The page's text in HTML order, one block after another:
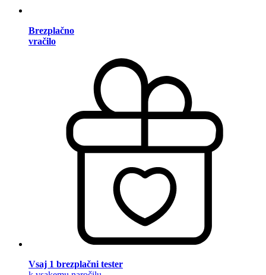
Brezplačno
vračilo
Vsaj 1 brezplačni tester